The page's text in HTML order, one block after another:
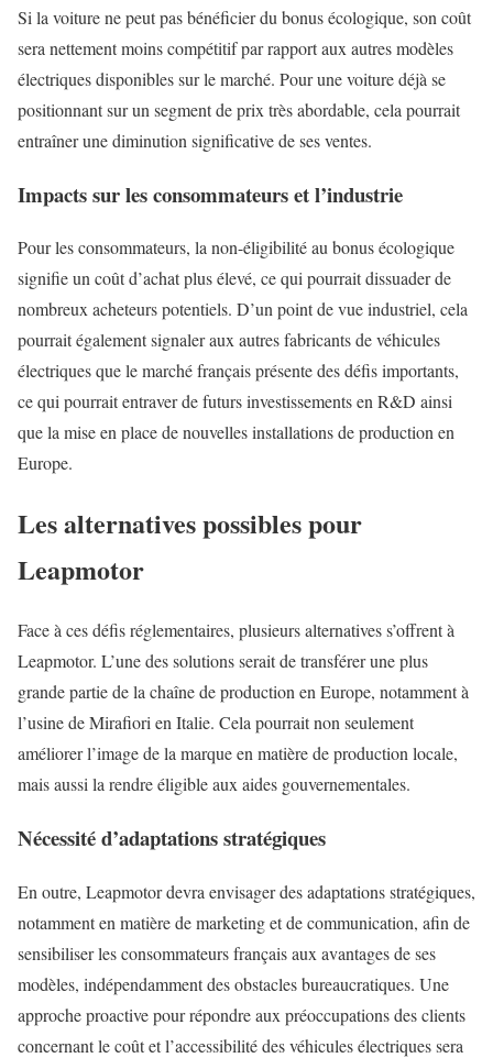
Si la voiture ne peut pas bénéficier du bonus écologique, son coût
sera nettement moins compétitif par rapport aux autres modèles
électriques disponibles sur le marché. Pour une voiture déjà se
positionnant sur un segment de prix très abordable, cela pourrait
entraîner une diminution significative de ses ventes.
Impacts sur les consommateurs et l’industrie
Pour les consommateurs, la non-éligibilité au bonus écologique
signifie un coût d’achat plus élevé, ce qui pourrait dissuader de
nombreux acheteurs potentiels. D’un point de vue industriel, cela
pourrait également signaler aux autres fabricants de véhicules
électriques que le marché français présente des défis importants,
ce qui pourrait entraver de futurs investissements en R&D ainsi
que la mise en place de nouvelles installations de production en
Europe.
Les alternatives possibles pour
Leapmotor
Face à ces défis réglementaires, plusieurs alternatives s’offrent à
Leapmotor. L’une des solutions serait de transférer une plus
grande partie de la chaîne de production en Europe, notamment à
l’usine de Mirafiori en Italie. Cela pourrait non seulement
améliorer l’image de la marque en matière de production locale,
mais aussi la rendre éligible aux aides gouvernementales.
Nécessité d’adaptations stratégiques
En outre, Leapmotor devra envisager des adaptations stratégiques,
notamment en matière de marketing et de communication, afin de
sensibiliser les consommateurs français aux avantages de ses
modèles, indépendamment des obstacles bureaucratiques. Une
approche proactive pour répondre aux préoccupations des clients
concernant le coût et l’accessibilité des véhicules électriques sera